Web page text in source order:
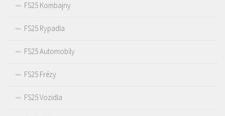
FS25 Kombajny
FS25 Rypadla
FS25 Automobily
FS25 Frézy
FS25 Vozidla